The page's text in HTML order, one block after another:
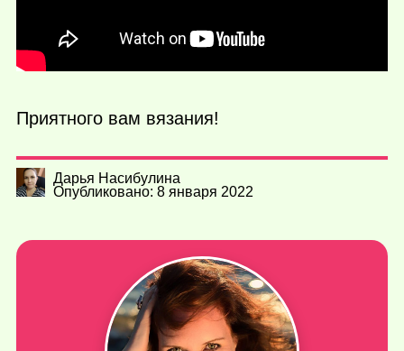
Приятного вам вязания!
Дарья Насибулина
Опубликовано: 8 января 2022